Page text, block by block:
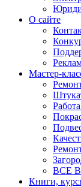
О сайте
Мастер-
ВСЕ
Книги,